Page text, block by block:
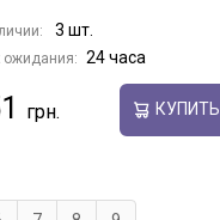
3 шт.
ожидания: 24 часа
КУПИТЬ